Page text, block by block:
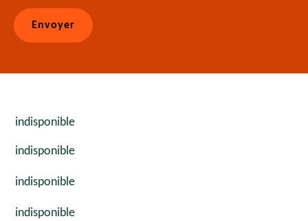
indisponible
indisponible
indisponible
indisponible